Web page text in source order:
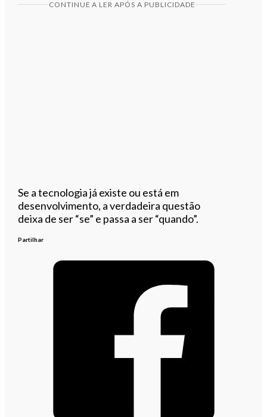
CONTINUE A LER APÓS A PUBLICIDADE
Se a tecnologia já existe ou está em
desenvolvimento, a verdadeira questão
deixa de ser “se” e passa a ser “quando”.
Partilhar